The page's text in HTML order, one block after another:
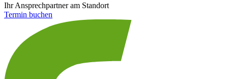
Ihr Ansprechpartner am Standort
Termin buchen